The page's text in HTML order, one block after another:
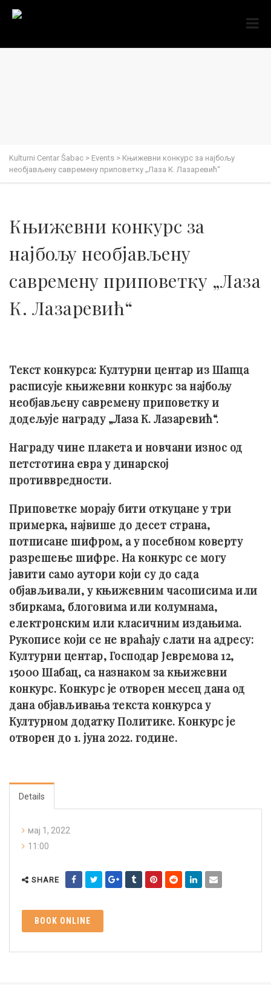
Kulturni Centar Šabac > Events > Књижевни конкурс за најбољу
необјављену савремену приповетку „Лаза К. Лазаревић“
Књижевни конкурс за
најбољу необјављену
савремену приповетку „Лаза
К. Лазаревић“
Текст конкурса: Културни центар из Шапца
расписује књижевни конкурс за најбољу
необјављену савремену приповетку и
додељује награду „Лаза К. Лазаревић“.
Награду чине плакета и новчани износ од
петстотина евра у динарској
противвредности.
Приповетке морају бити откуцане у три
примерка, највише до десет страна,
потписане шифром, а у посебном коверту
разрешење шифре. На конкурс се могу
јавити само аутори који су до сада
објављивали, у књижевним часописима или
збиркама, блоговима или колумнама,
електронским или класичним издањима.
Рукописе који се не враћају слати на адресу:
Културни центар, Господар Јевремова 12,
15000 Шабац, са назнаком за књижевни
конкурс. Конкурс је отворен месец дана од
дана објављивања текста конкурса у
Културном додатку Политике. Конкурс је
отворен до 1. јуна 2022. године.
Details
мај 1, 2022
11:00
SHARE
BOOK ONLINE